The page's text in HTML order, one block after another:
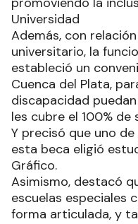
Universidad
Además, con
universitario, la
estableció un
Cuenca del Plata,
discapacidad
les cubre el 100%
Y precisó que uno
esta beca eligió
Gráfico.
Asimismo, destacó
escuelas especiales
forma articulada, y